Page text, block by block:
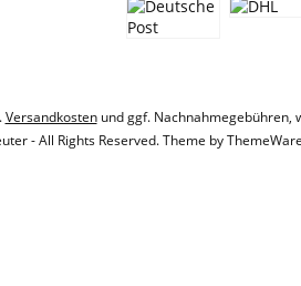
Versandkostenund ggf. Nachnahmegebühren,
- All Rights Reserved. Theme by